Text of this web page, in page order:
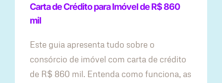
Carta de Crédito para Imóvel de R$ 860
mil
Este guia apresenta tudo sobre o
consórcio de imóvel com carta de crédito
de R$ 860 mil. Entenda como funciona, as